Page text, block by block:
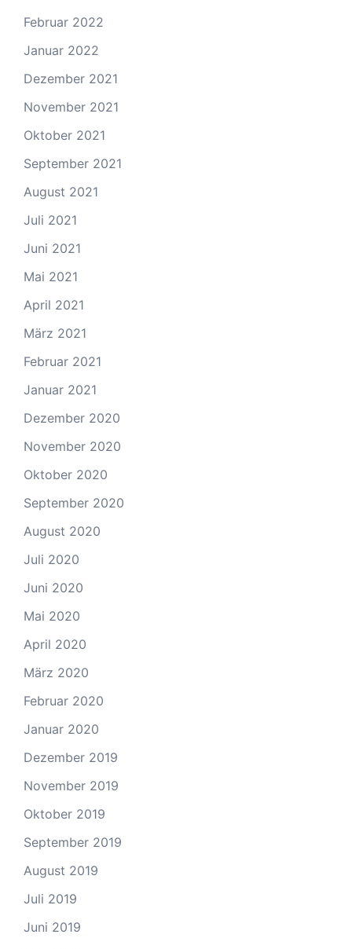
Februar 2022
Januar 2022
Dezember 2021
November 2021
Oktober 2021
September 2021
August 2021
Juli 2021
Juni 2021
Mai 2021
April 2021
März 2021
Februar 2021
Januar 2021
Dezember 2020
November 2020
Oktober 2020
September 2020
August 2020
Juli 2020
Juni 2020
Mai 2020
April 2020
März 2020
Februar 2020
Januar 2020
Dezember 2019
November 2019
Oktober 2019
September 2019
August 2019
Juli 2019
Juni 2019